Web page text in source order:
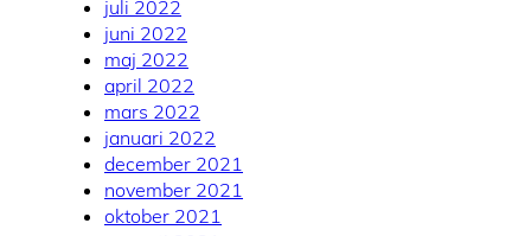
juli 2022
juni 2022
maj 2022
april 2022
mars 2022
januari 2022
december 2021
november 2021
oktober 2021